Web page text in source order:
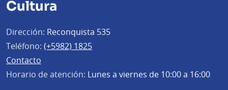
Cultura
Dirección: Reconquista 535
Teléfono: (+5982) 1825
Contacto
Horario de atención: Lunes a viernes de 10:00 a 16:00